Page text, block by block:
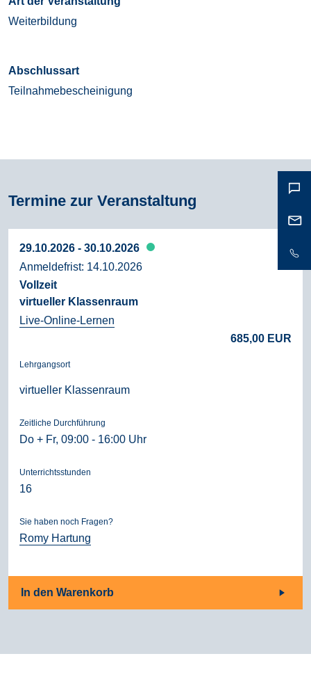
Weiterbildung
Abschlussart
Teilnahmebescheinigung
Termine zur Veranstaltung
29.10.2026 - 30.10.2026
Anmeldefrist: 14.10.2026
Vollzeit
virtueller Klassenraum
Live-Online-Lernen
685,00 EUR
Lehrgangsort
virtueller Klassenraum
Zeitliche Durchführung
Do + Fr, 09:00 - 16:00 Uhr
Unterrichtsstunden
16
Sie haben noch Fragen?
Romy Hartung
In den Warenkorb